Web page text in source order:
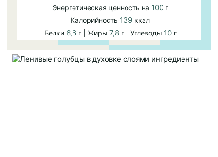
Энергетическая ценность на 100г
Калорийность 139 ккал
Белки 6,6г | Жиры 7,8г | Углеводы 10г